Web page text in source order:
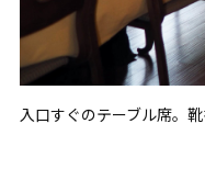
入口すぐのテーブル席。